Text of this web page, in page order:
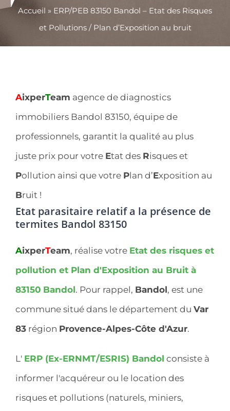
Accueil » ERP/PEB 83150 Bandol – Etat des Risques
et Pollutions / Plan d’Exposition au bruit
AixperTeam agence de diagnostics
immobiliers Bandol 83150, équipe de
professionnels, garantit la qualité au plus
juste prix pour votre Etat des Risques et
Pollution ainsi que votre Plan d’Exposition au
Bruit !
Etat parasitaire relatif a la présence de
termites Bandol 83150
AixperTeam, réalise votre Etat des risques et
pollution et Plan d'Exposition au Bruit à
83150 Bandol. Pour rappel, Bandol, est une
commune situé dans le département du Var
83 région Provence-Alpes-Côte d'Azur.
L' ERP (Ex-ERNMT/ESRIS) Bandol consiste à
informer l'acquéreur ou le location des
risques et pollutions (naturels, miniers,